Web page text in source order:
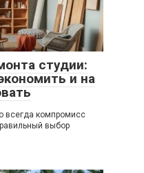
студии:
и на
всегда компромисс
выбор